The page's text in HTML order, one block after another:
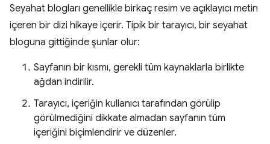
Seyahat blogları genellikle birkaç resim ve açıklayıcı metin
içeren bir dizi hikaye içerir. Tipik bir tarayıcı, bir seyahat
bloguna gittiğinde şunlar olur:
Sayfanın bir kısmı, gerekli tüm kaynaklarla birlikte
ağdan indirilir.
Tarayıcı, içeriğin kullanıcı tarafından görülip
görülmediğini dikkate almadan sayfanın tüm
içeriğini biçimlendirir ve düzenler.